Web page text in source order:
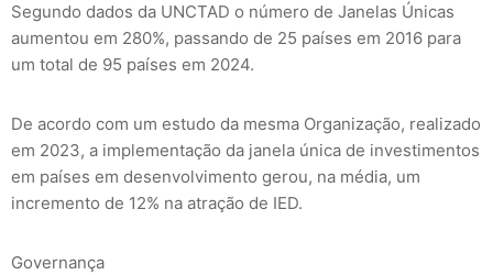
Segundo dados da UNCTAD o número de Janelas Únicas
aumentou em 280%, passando de 25 países em 2016 para
um total de 95 países em 2024.
De acordo com um estudo da mesma Organização, realizado
em 2023, a implementação da janela única de investimentos
em países em desenvolvimento gerou, na média, um
incremento de 12% na atração de IED.
Governança